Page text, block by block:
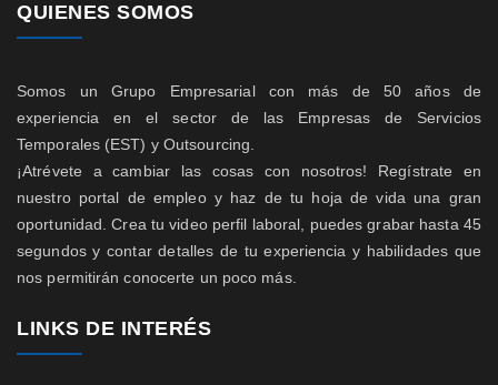
QUIENES SOMOS
Somos un Grupo Empresarial con más de 50 años de
experiencia en el sector de las Empresas de Servicios
Temporales (EST) y Outsourcing.
¡Atrévete a cambiar las cosas con nosotros! Regístrate en
nuestro portal de empleo y haz de tu hoja de vida una gran
oportunidad. Crea tu video perfil laboral, puedes grabar hasta 45
segundos y contar detalles de tu experiencia y habilidades que
nos permitirán conocerte un poco más.
LINKS DE INTERÉS